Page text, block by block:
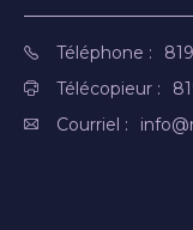
Téléphone :
Télécopieur :
Courriel :